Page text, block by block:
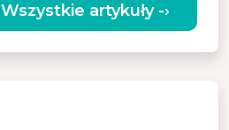
Wszystkie artykuły -›